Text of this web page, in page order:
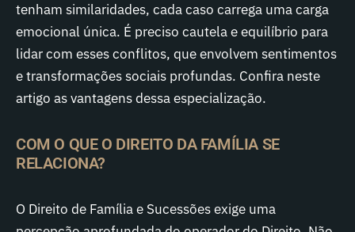
tenham similaridades, cada caso carrega uma carga
emocional única. É preciso cautela e equilíbrio para
lidar com esses conflitos, que envolvem sentimentos
e transformações sociais profundas. Confira neste
artigo as vantagens dessa especialização.
COM O QUE O DIREITO DA FAMÍLIA SE
RELACIONA?
O Direito de Família e Sucessões exige uma